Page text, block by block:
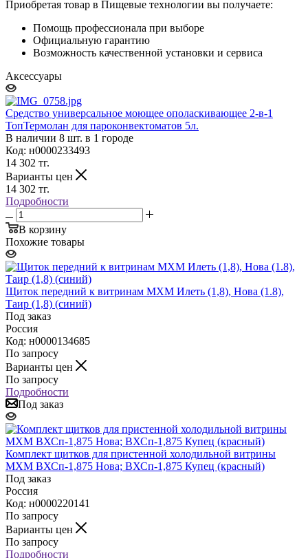
Приобретая товар в Пищевые технологии вы получаете:
Помощь профессионала при выборе
Официальную гарантию
Возможность качественной установки и сервиса
Аксессуары
Средство универсальное моющее ополаскивающее 2-в-1
ТопТермолан для пароконвектоматов 5л.
В наличии 8 шт. в 1 городе
Код: н0000233493
14 302 тг.
Варианты цен
14 302 тг.
Подробности
В корзину
Похожие товары
Щиток передний к витринам МХМ Илеть (1,8), Нова (1.8),
Таир (1,8) (синий)
Под заказ
Россия
Код: н0000134685
По запросу
Варианты цен
По запросу
Подробности
Под заказ
Комплект щитков для пристенной холодильной витрины
МХМ ВХСп-1,875 Нова; ВХСп-1,875 Купец (красный)
Под заказ
Россия
Код: н0000220141
По запросу
Варианты цен
По запросу
Подробности